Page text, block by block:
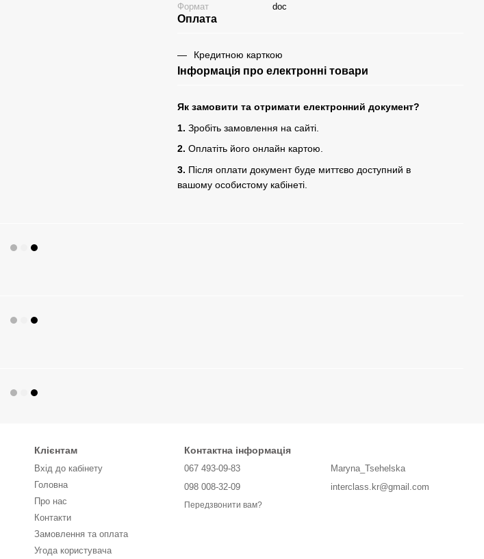
Формат
doc
Оплата
Кредитною карткою
Інформація про електронні товари
Як замовити та отримати електронний документ?
1. Зробіть замовлення на сайті.
2. Оплатіть його онлайн картою.
3. Після оплати документ буде миттєво доступний в
вашому особистому кабінеті.
Клієнтам
Вхід до кабінету
Головна
Про нас
Контакти
Замовлення та оплата
Угода користувача
Контактна інформація
067 493-09-83
098 008-32-09
Передзвонити вам?
Maryna_Tsehelska
interclass.kr@gmail.com